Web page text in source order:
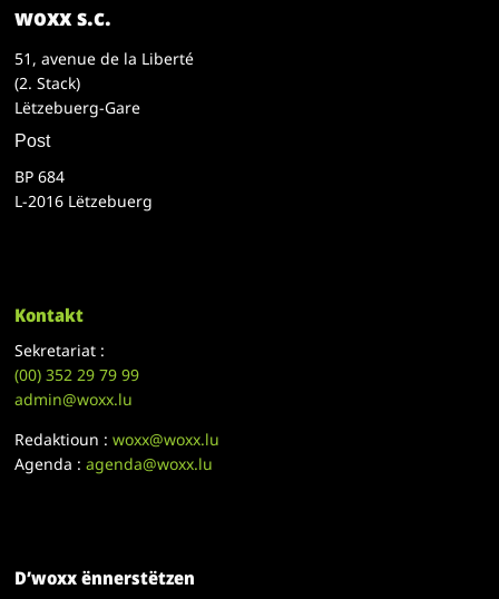
woxx s.c.
51, avenue de la Liberté
(2. Stack)
Lëtzebuerg-Gare
Post
BP 684
L-2016 Lëtzebuerg
Kontakt
Sekretariat :
(00)352 29 79 99
admin@woxx.lu
Redaktioun :woxx@woxx.lu
Agenda :agenda@woxx.lu
D’woxx ënnerstëtzen